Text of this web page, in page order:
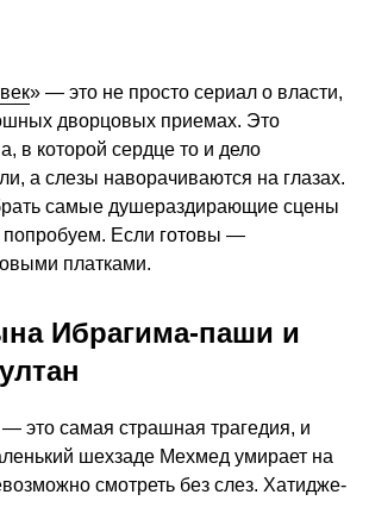
» — это не просто сериал о власти,
дворцовых приемах. Это
в которой сердце то и дело
а слезы наворачиваются на глазах.
самые душераздирающие сцены
Если готовы —
платками.
Ибрагима-паши и
это самая страшная трагедия, и
шехзаде Мехмед умирает на
смотреть без слез. Хатидже-